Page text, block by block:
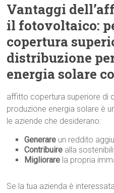
Vantaggi
il fotovoltaico:
copertura
distribuzione
energia solare
affitto copertura superiore di
produzione energia solare è
le aziende che desiderano:
Generare un reddito
Contribuire alla
Migliorare la propria
Se la tua azienda è